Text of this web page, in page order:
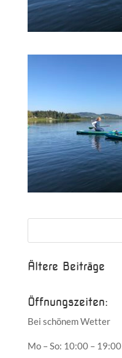
Ältere Beiträge
Öffnungszeiten:
Bei schönem Wetter
Mo – So: 10:00 –